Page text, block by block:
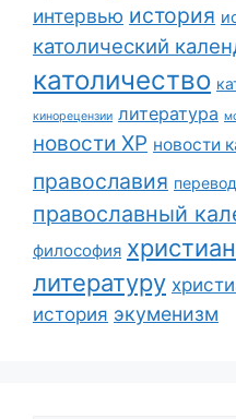
интервью история
католический
католичество
кинорецензии литература
новости ХР новости
православия
православный
философия
литературу
история экуменизм